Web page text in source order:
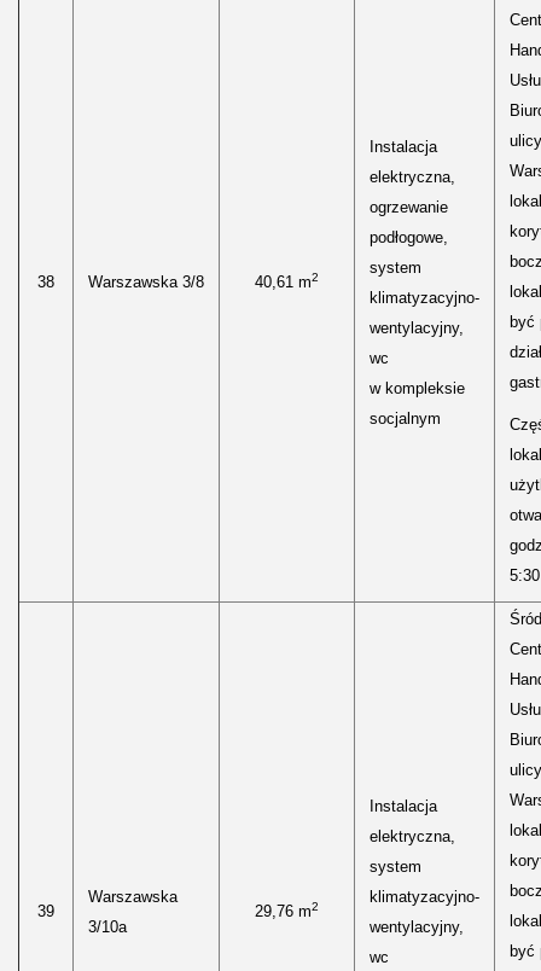
38 Warszawska 3/8 40,61 m2
Instalacja
elektryczna,
ogrzewanie
podłogowe,
system
klimatyzacyjno-
wentylacyjny,
wc
w kompleksie
socjalnym
ulicy
być
39
Warszawska
3/10a
29,76 m2
Instalacja
elektryczna,
system
klimatyzacyjno-
wentylacyjny,
wc
ulicy
być